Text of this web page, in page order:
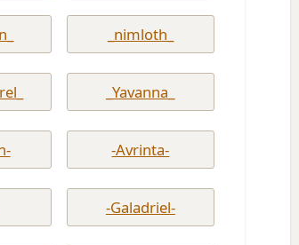
_nimloth_
_Yavanna_
-Avrinta-
-Galadriel-